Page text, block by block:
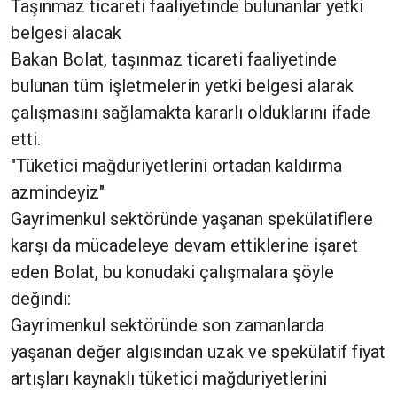
Taşınmaz ticareti faaliyetinde bulunanlar yetki
belgesi alacak
Bakan Bolat, taşınmaz ticareti faaliyetinde
bulunan tüm işletmelerin yetki belgesi alarak
çalışmasını sağlamakta kararlı olduklarını ifade
etti.
"Tüketici mağduriyetlerini ortadan kaldırma
azmindeyiz"
Gayrimenkul sektöründe yaşanan spekülatiflere
karşı da mücadeleye devam ettiklerine işaret
eden Bolat, bu konudaki çalışmalara şöyle
değindi:
Gayrimenkul sektöründe son zamanlarda
yaşanan değer algısından uzak ve spekülatif fiyat
artışları kaynaklı tüketici mağduriyetlerini